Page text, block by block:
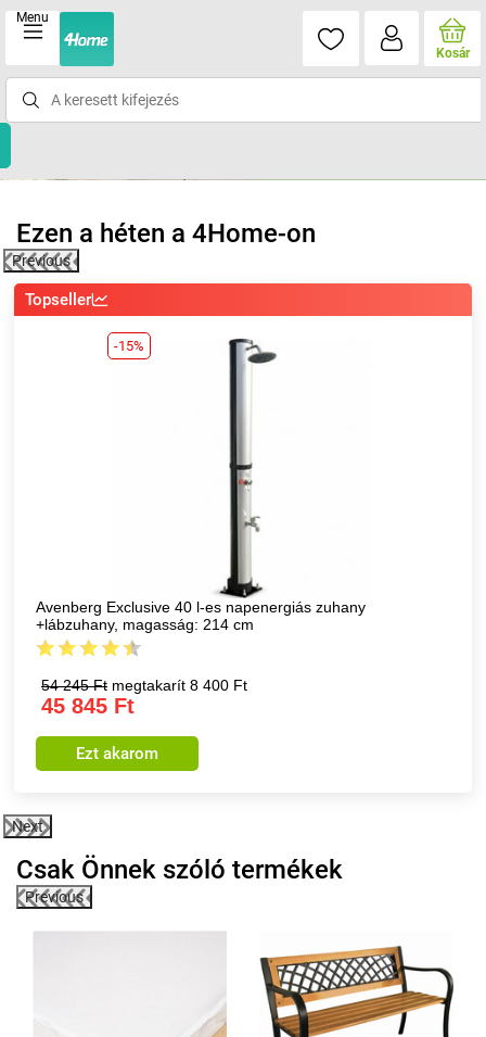
Menu
Kosár
Ezen a héten a 4Home-on
Previous
Topseller
-15%
Avenberg Exclusive 40 l-es napenergiás zuhany
+lábzuhany, magasság: 214 cm
54 245 Ft megtakarít 8 400 Ft
45 845 Ft
Ezt akarom
Next
Csak Önnek szóló termékek
Previous